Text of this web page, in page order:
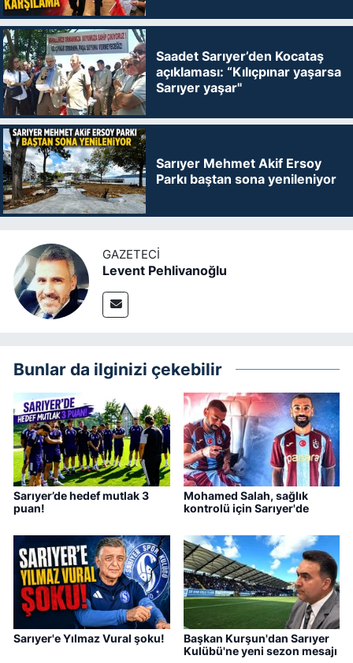
Saadet Sarıyer’den Kocataş
açıklaması: “Kılıçpınar yaşarsa
Sarıyer yaşar"
Sarıyer Mehmet Akif Ersoy
Parkı baştan sona yenileniyor
GAZETECI
Levent Pehlivanoğlu
Bunlar da ilginizi çekebilir
Sarıyer’de hedef mutlak 3
puan!
Mohamed Salah, sağlık
kontrolü için Sarıyer'de
Sarıyer'e Yılmaz Vural şoku!
Başkan Kurşun'dan Sarıyer
Kulübü'ne yeni sezon mesajı